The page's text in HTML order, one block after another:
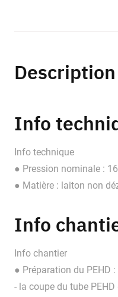
Description
Info
Info technique
● Pression nominale :
● Matière : laiton non
Info
Info chantier
● Préparation du PEHD :
- la coupe du tube